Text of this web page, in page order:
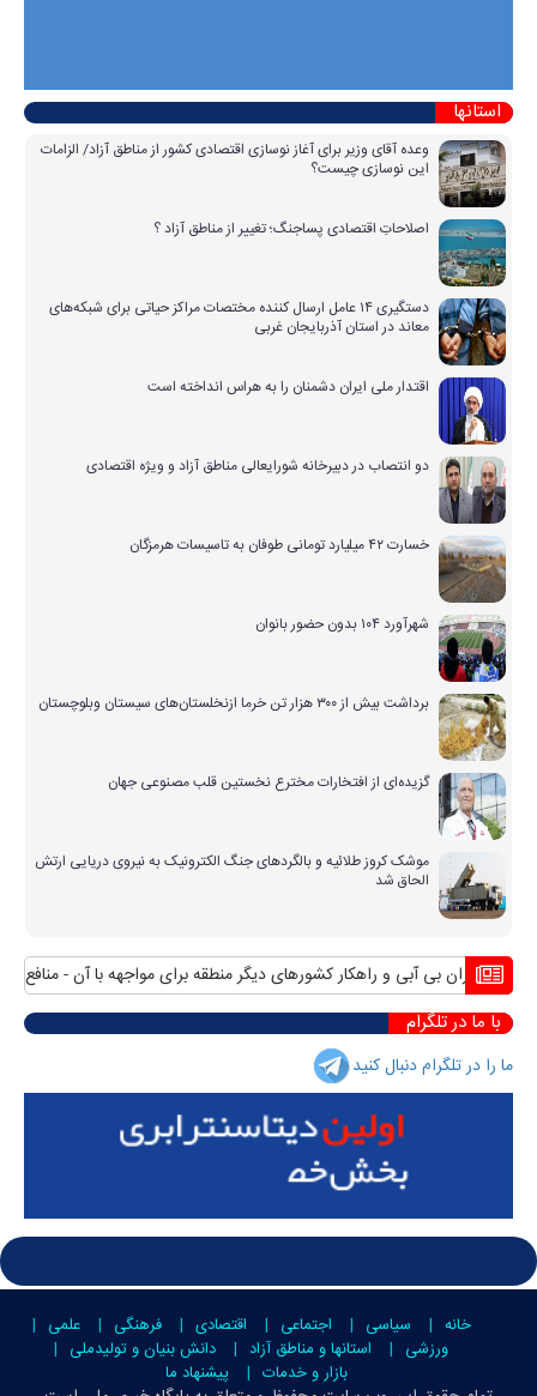
استانها
وعده آقای وزیر برای آغاز نوسازی اقتصادی کشور از مناطق آزاد/ الزامات
این نوسازی چیست؟
اصلاحاتِ اقتصادی پساجنگ؛ تغییر از مناطق آزاد ؟
دستگیری ۱۴ عامل ارسال کننده مختصات مراکز حیاتی برای شبکه‌های
معاند در استان آذربایجان غربی
اقتدار ملی ایران دشمنان را به هراس انداخته است
دو انتصاب در دبیرخانه شورایعالی مناطق آزاد و ویژه اقتصادی
خسارت ۴۲ میلیارد تومانی طوفان به تاسیسات هرمزگان
شهرآورد ۱۰۴ بدون حضور بانوان
برداشت بیش از ۳۰۰ هزار تن خرما ازنخلستان‌های سیستان وبلوچستان
گزیده‌ای از افتخارات مخترع نخستین قلب مصنوعی جهان
موشک کروز طلائیه و بالگردهای جنگ الکترونیک به نیروی دریایی ارتش
الحاق شد
بحران بی آبی و راهکار کشورهای دیگر منطقه برای مواجهه با آن منافع
با ما در تلگرام
ما را در تلگرام دنبال کنید
خانه سیاسی اجتماعی اقتصادی فرهنگی
علمی
ورزشی
استانها و مناطق آزاد
دانش بنیان و تولیدملی
بازار و خدمات
پیشنهاد ما